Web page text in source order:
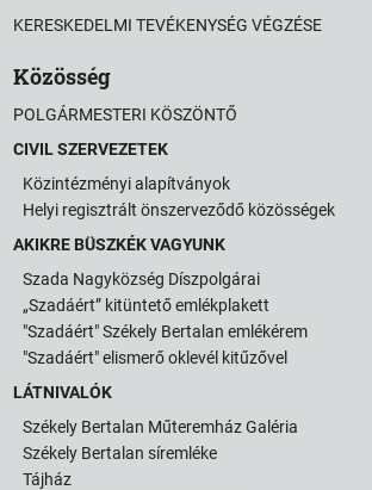
KERESKEDELMI TEVÉKENYSÉG VÉGZÉSE
Közösség
POLGÁRMESTERI KÖSZÖNTŐ
CIVIL SZERVEZETEK
Közintézményi alapítványok
Helyi regisztrált önszerveződő közösségek
AKIKRE BÜSZKÉK VAGYUNK
Szada Nagyközség Díszpolgárai
„Szadáért” kitüntető emlékplakett
"Szadáért" Székely Bertalan emlékérem
"Szadáért" elismerő oklevél kitűzővel
LÁTNIVALÓK
Székely Bertalan Műteremház Galéria
Székely Bertalan síremléke
Tájház